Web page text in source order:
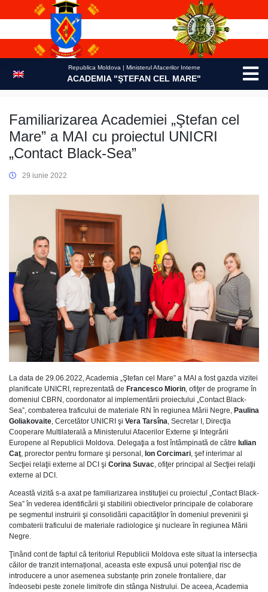
Republica Moldova | Ministerul Afacerilor Interne
ACADEMIA "ŞTEFAN CEL MARE"
Familiarizarea Academiei „Ştefan cel
Mare” a MAI cu proiectul UNICRI
„Contact Black-Sea”
29 iunie 2022
La data de 29.06.2022, Academia „Ştefan cel Mare” a MAI a fost gazda vizitei
planificate UNICRI, reprezentată de Francesco Miorin , ofiţer de programe în
domeniul CBRN, coordonator al implementării proiectului „Contact Black-
Sea”, combaterea traficului de materiale RN în regiunea Mării Negre, Paulina
Goliakovaite , Cercetător UNICRI şi Vera Tarsîna , Secretar I, Direcţia
Cooperare Multilaterală a Ministerului Afacerilor Externe şi Integrării
Europene al Republicii Moldova. Delegaţia a fost întâmpinată de către Iulian
Caţ , prorector pentru formare şi personal, Ion Corcimari , şef interimar al
Secţiei relaţii externe al DCI şi Corina Suvac , ofiţer principal al Secţiei relaţii
externe al DCI.
Această vizită s-a axat pe familiarizarea instituţiei cu proiectul „Contact Black-
Sea” în vederea identificării şi stabilirii obiectivelor principale de colaborare
pe segmentul instruirii şi consolidării capacităţilor în domeniul prevenirii şi
combaterii traficului de materiale radiologice şi nucleare în regiunea Mării
Negre.
Ţinând cont de faptul că teritoriul Republicii Moldova este situat la intersecția
căilor de tranzit internațional, aceasta este expusă unui potenţial risc de
introducere a unor asemenea substanțe prin zonele frontaliere, dar
îndeosebi peste zonele limitrofe din stânga Nistrului. De aceea, Academia